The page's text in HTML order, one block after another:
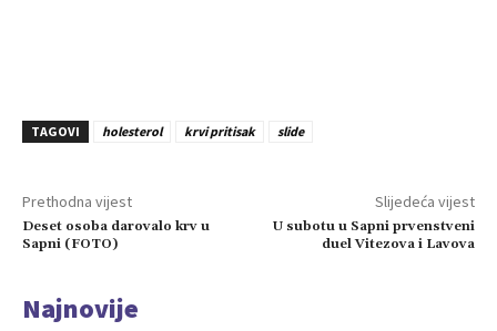
TAGOVI holesterol krvi pritisak slide
Prethodna vijest
Deset osoba darovalo krv u
Sapni (FOTO)
Slijedeća vijest
U subotu u Sapni prvenstveni
duel Vitezova i Lavova
Najnovije